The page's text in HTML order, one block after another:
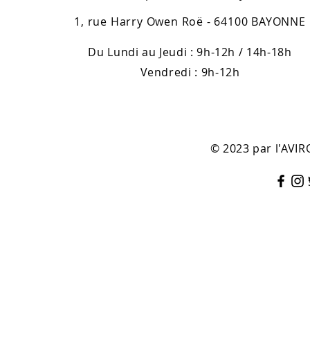
1, rue Harry Owen Roë - 64100 BAYONNE
Du Lundi au Jeudi : 9h-12h / 14h-18h
Vendredi : 9h-12h
© 2023 par